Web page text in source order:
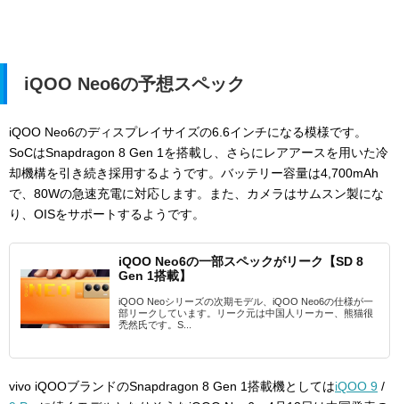
iQOO Neo6の予想スペック
iQOO Neo6のディスプレイサイズの6.6インチになる模様です。
SoCはSnapdragon 8 Gen 1を搭載し、さらにレアアースを用いた冷
却機構を引き続き採用するようです。バッテリー容量は4,700mAh
で、80Wの急速充電に対応します。また、カメラはサムスン製にな
り、OISをサポートするようです。
iQOO Neo6の一部スペックがリーク【SD 8
Gen 1搭載】
iQOO Neoシリーズの次期モデル、iQOO Neo6の仕様が一
部リークしています。リーク元は中国人リーカー、熊猫很
禿然氏です。S...
vivo iQOOブランドのSnapdragon 8 Gen 1搭載機としてはiQOO 9 /